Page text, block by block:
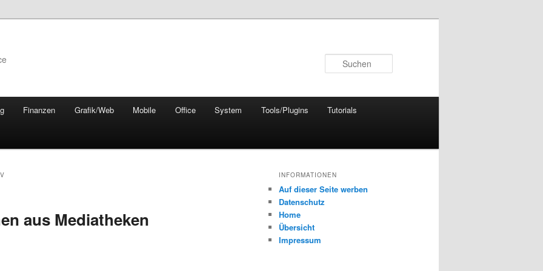
Finanzen Grafik/Web Mobile Office System Tools/Plugins Tutorials
aus Mediatheken
INFORMATIONEN
Auf dieser Seite werben
Datenschutz
Home
Übersicht
Impressum